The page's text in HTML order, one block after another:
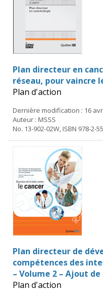
Plan directeur en
réseau, pour vaincre
Plan d'action
Dernière modification : 16
Auteur : MSSS
No. 13-902-02W, ISBN 978-2-
Plan directeur de
compétences des
– Volume 2 – Ajout
Plan d'action